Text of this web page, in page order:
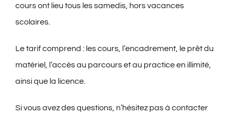
cours ont lieu tous les samedis, hors vacances
scolaires.
Le tarif comprend : les cours, l’encadrement, le prêt du
matériel, l’accès au parcours et au practice en illimité,
ainsi que la licence.
Si vous avez des questions, n’hésitez pas à contacter